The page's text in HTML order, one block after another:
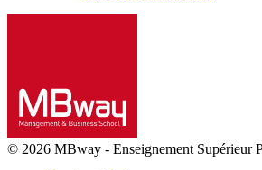
© 2026 MBway - Enseignement Supérieur